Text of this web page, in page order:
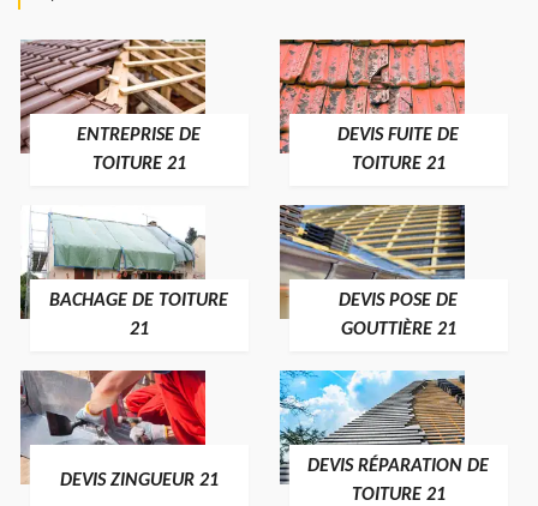
ENTREPRISE DE
TOITURE 21
DEVIS FUITE DE
TOITURE 21
BACHAGE DE TOITURE
21
DEVIS POSE DE
GOUTTIÈRE 21
DEVIS ZINGUEUR 21
DEVIS RÉPARATION DE
TOITURE 21